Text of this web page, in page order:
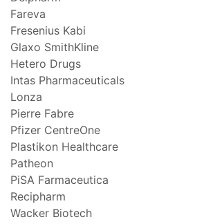
Fareva
Fresenius Kabi
Glaxo SmithKline
Hetero Drugs
Intas Pharmaceuticals
Lonza
Pierre Fabre
Pfizer CentreOne
Plastikon Healthcare
Patheon
PiSA Farmaceutica
Recipharm
Wacker Biotech